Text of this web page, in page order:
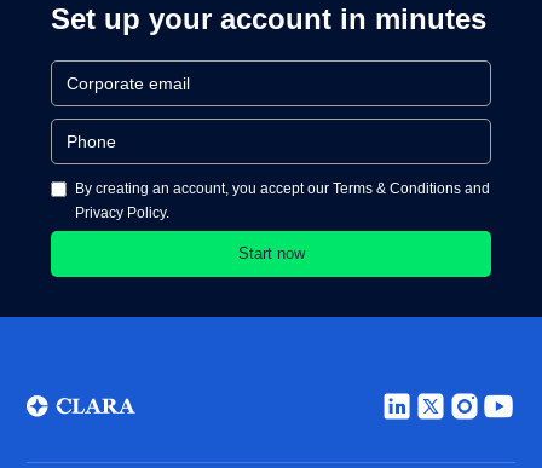
Set up your account in minutes
By creating an account, you accept our Terms & Conditions and
Privacy Policy.